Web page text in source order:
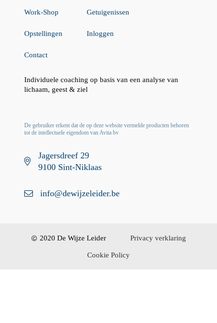
Individuele coaching op basis van een analyse van
lichaam, geest & ziel
De gebruiker erkent dat de op deze website vermelde producten behoren
tot de intellectuele eigendom van Avita bv
Jagersdreef 29
9100 Sint-Niklaas
info@dewijzeleider.be
Work-Shop
Opstellingen
Contact
Getuigenissen
Inloggen
2020 De Wijze Leider Privacy verklaring
Cookie Policy